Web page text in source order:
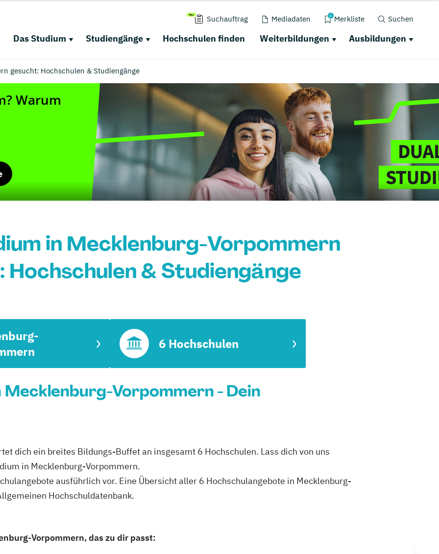
Suchauftrag Mediadaten 0 Merkliste Suchen
Das Studium Studiengänge Hochschulen finden Weiterbildungen Ausbildungen
gesucht: Hochschulen & Studiengänge
in Mecklenburg-Vorpommern
Hochschulen & Studiengänge
6 Hochschulen
Vorpommern - Dein
dich ein breites Bildungs-Buffet an insgesamt 6 Hochschulen. Lass dich von uns
in Mecklenburg-Vorpommern.
ausführlich vor. Eine Übersicht aller 6 Hochschulangebote in Mecklenburg-
Hochschuldatenbank.
Vorpommern, das zu dir passt: